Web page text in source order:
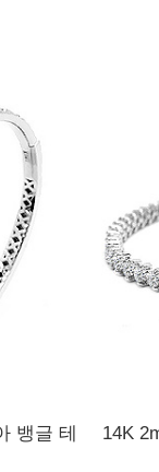
뱅글 테
14K